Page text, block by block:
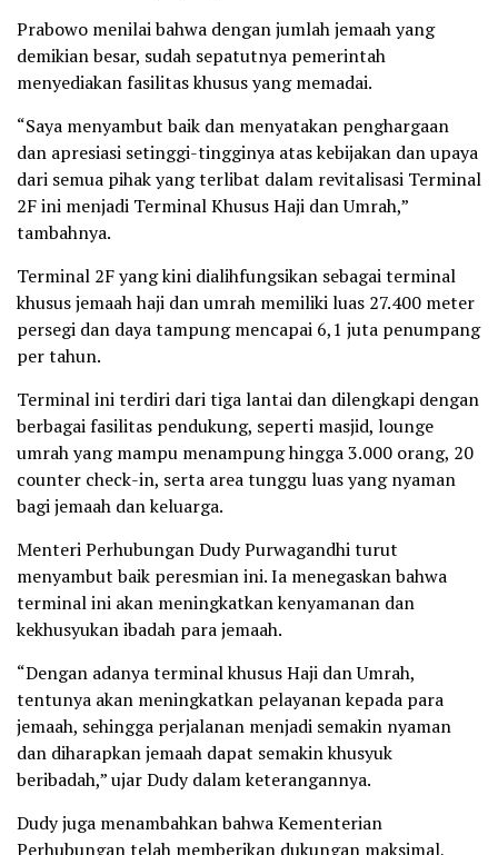
Prabowo menilai bahwa dengan jumlah jemaah yang
demikian besar, sudah sepatutnya pemerintah
menyediakan fasilitas khusus yang memadai.
“Saya menyambut baik dan menyatakan penghargaan
dan apresiasi setinggi-tingginya atas kebijakan dan upaya
dari semua pihak yang terlibat dalam revitalisasi Terminal
2F ini menjadi Terminal Khusus Haji dan Umrah,”
tambahnya.
Terminal 2F yang kini dialihfungsikan sebagai terminal
khusus jemaah haji dan umrah memiliki luas 27.400 meter
persegi dan daya tampung mencapai 6,1 juta penumpang
per tahun.
Terminal ini terdiri dari tiga lantai dan dilengkapi dengan
berbagai fasilitas pendukung, seperti masjid, lounge
umrah yang mampu menampung hingga 3.000 orang, 20
counter check-in, serta area tunggu luas yang nyaman
bagi jemaah dan keluarga.
Menteri Perhubungan Dudy Purwagandhi turut
menyambut baik peresmian ini. Ia menegaskan bahwa
terminal ini akan meningkatkan kenyamanan dan
kekhusyukan ibadah para jemaah.
“Dengan adanya terminal khusus Haji dan Umrah,
tentunya akan meningkatkan pelayanan kepada para
jemaah, sehingga perjalanan menjadi semakin nyaman
dan diharapkan jemaah dapat semakin khusyuk
beribadah,” ujar Dudy dalam keterangannya.
Dudy juga menambahkan bahwa Kementerian
Perhubungan telah memberikan dukungan maksimal,